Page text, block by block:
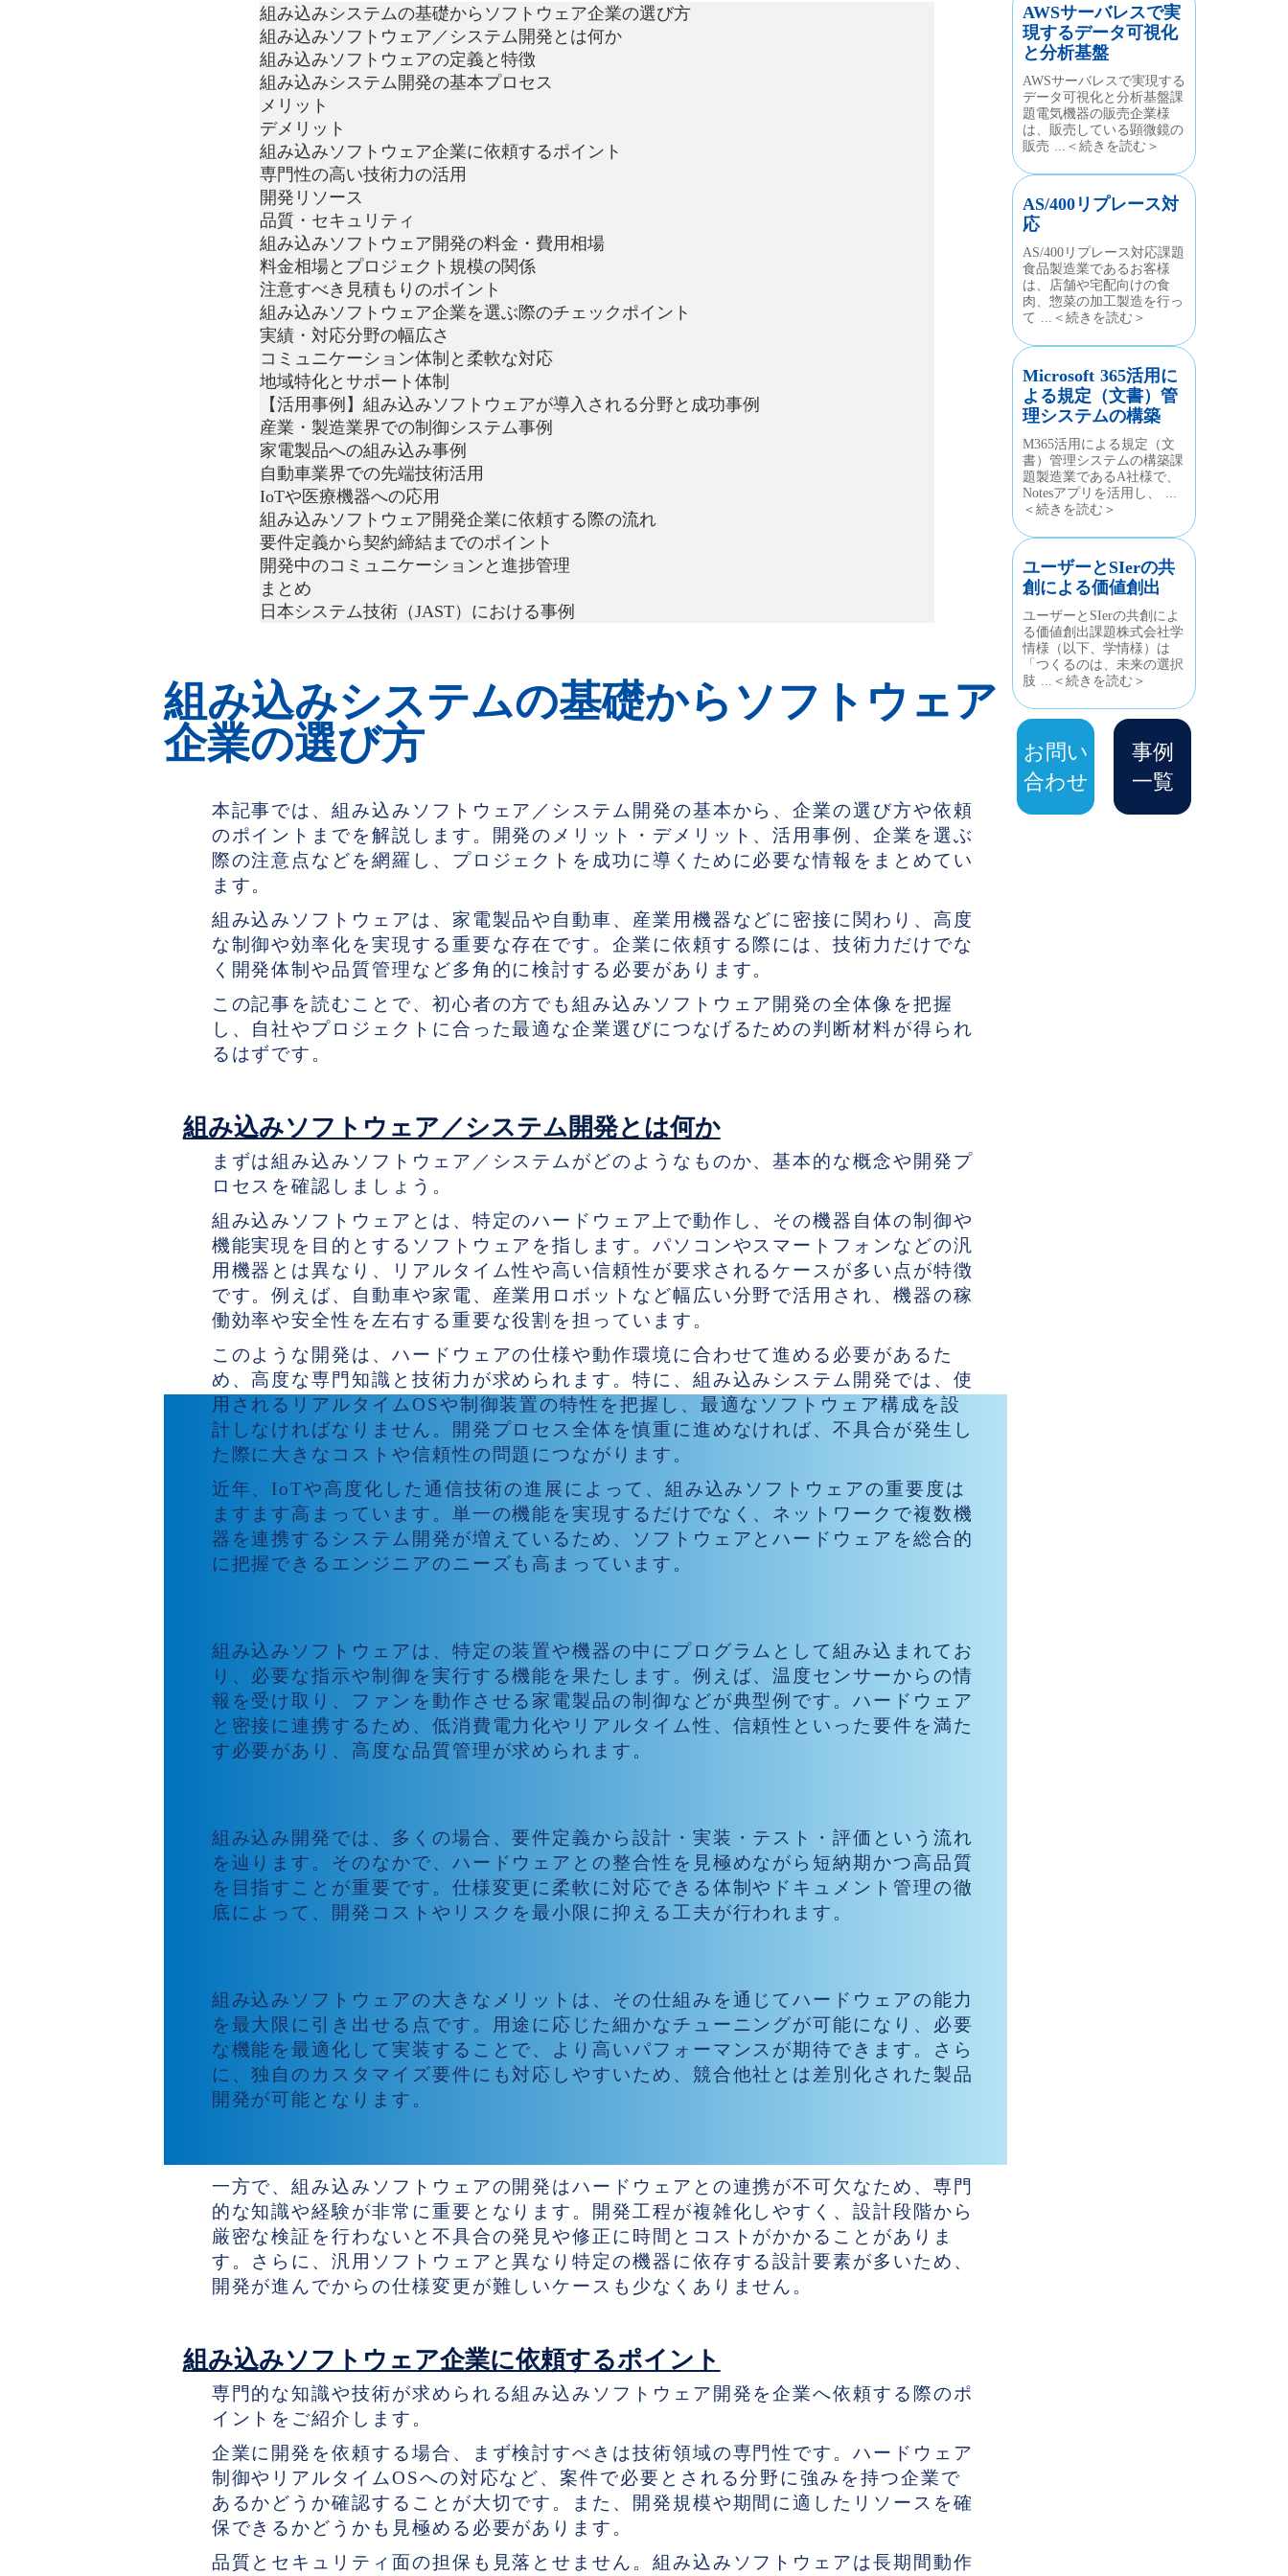
組み込みシステムの基礎からソフトウェア企業の選び方
組み込みソフトウェア／システム開発とは何か
組み込みソフトウェアの定義と特徴
組み込みシステム開発の基本プロセス
メリット
デメリット
組み込みソフトウェア企業に依頼するポイント
専門性の高い技術力の活用
開発リソース
品質・セキュリティ
組み込みソフトウェア開発の料金・費用相場
料金相場とプロジェクト規模の関係
注意すべき見積もりのポイント
組み込みソフトウェア企業を選ぶ際のチェックポイント
実績・対応分野の幅広さ
コミュニケーション体制と柔軟な対応
地域特化とサポート体制
【活用事例】組み込みソフトウェアが導入される分野と成功事例
産業・製造業界での制御システム事例
家電製品への組み込み事例
自動車業界での先端技術活用
IoTや医療機器への応用
組み込みソフトウェア開発企業に依頼する際の流れ
要件定義から契約締結までのポイント
開発中のコミュニケーションと進捗管理
まとめ
日本システム技術（JAST）における事例
組み込みシステムの基礎からソフトウェア
企業の選び方
本記事では、組み込みソフトウェア／システム開発の基本から、企業の選び方や依頼
のポイントまでを解説します。開発のメリット・デメリット、活用事例、企業を選ぶ
際の注意点などを網羅し、プロジェクトを成功に導くために必要な情報をまとめてい
ます。
組み込みソフトウェアは、家電製品や自動車、産業用機器などに密接に関わり、高度
な制御や効率化を実現する重要な存在です。企業に依頼する際には、技術力だけでな
く開発体制や品質管理など多角的に検討する必要があります。
この記事を読むことで、初心者の方でも組み込みソフトウェア開発の全体像を把握
し、自社やプロジェクトに合った最適な企業選びにつなげるための判断材料が得られ
るはずです。
組み込みソフトウェア／システム開発とは何か
まずは組み込みソフトウェア／システムがどのようなものか、基本的な概念や開発プ
ロセスを確認しましょう。
組み込みソフトウェアとは、特定のハードウェア上で動作し、その機器自体の制御や
機能実現を目的とするソフトウェアを指します。パソコンやスマートフォンなどの汎
用機器とは異なり、リアルタイム性や高い信頼性が要求されるケースが多い点が特徴
です。例えば、自動車や家電、産業用ロボットなど幅広い分野で活用され、機器の稼
働効率や安全性を左右する重要な役割を担っています。
このような開発は、ハードウェアの仕様や動作環境に合わせて進める必要があるた
め、高度な専門知識と技術力が求められます。特に、組み込みシステム開発では、使
用されるリアルタイムOSや制御装置の特性を把握し、最適なソフトウェア構成を設
計しなければなりません。開発プロセス全体を慎重に進めなければ、不具合が発生し
た際に大きなコストや信頼性の問題につながります。
近年、IoTや高度化した通信技術の進展によって、組み込みソフトウェアの重要度は
ますます高まっています。単一の機能を実現するだけでなく、ネットワークで複数機
器を連携するシステム開発が増えているため、ソフトウェアとハードウェアを総合的
に把握できるエンジニアのニーズも高まっています。
組み込みソフトウェアは、特定の装置や機器の中にプログラムとして組み込まれてお
り、必要な指示や制御を実行する機能を果たします。例えば、温度センサーからの情
報を受け取り、ファンを動作させる家電製品の制御などが典型例です。ハードウェア
と密接に連携するため、低消費電力化やリアルタイム性、信頼性といった要件を満た
す必要があり、高度な品質管理が求められます。
組み込み開発では、多くの場合、要件定義から設計・実装・テスト・評価という流れ
を辿ります。そのなかで、ハードウェアとの整合性を見極めながら短納期かつ高品質
を目指すことが重要です。仕様変更に柔軟に対応できる体制やドキュメント管理の徹
底によって、開発コストやリスクを最小限に抑える工夫が行われます。
組み込みソフトウェアの大きなメリットは、その仕組みを通じてハードウェアの能力
を最大限に引き出せる点です。用途に応じた細かなチューニングが可能になり、必要
な機能を最適化して実装することで、より高いパフォーマンスが期待できます。さら
に、独自のカスタマイズ要件にも対応しやすいため、競合他社とは差別化された製品
開発が可能となります。
一方で、組み込みソフトウェアの開発はハードウェアとの連携が不可欠なため、専門
的な知識や経験が非常に重要となります。開発工程が複雑化しやすく、設計段階から
厳密な検証を行わないと不具合の発見や修正に時間とコストがかかることがありま
す。さらに、汎用ソフトウェアと異なり特定の機器に依存する設計要素が多いため、
開発が進んでからの仕様変更が難しいケースも少なくありません。
組み込みソフトウェア企業に依頼するポイント
専門的な知識や技術が求められる組み込みソフトウェア開発を企業へ依頼する際のポ
イントをご紹介します。
企業に開発を依頼する場合、まず検討すべきは技術領域の専門性です。ハードウェア
制御やリアルタイムOSへの対応など、案件で必要とされる分野に強みを持つ企業で
あるかどうか確認することが大切です。また、開発規模や期間に適したリソースを確
保できるかどうかも見極める必要があります。
品質とセキュリティ面の担保も見落とせません。組み込みソフトウェアは長期間動作
AWSサーバレスで実
現するデータ可視化
と分析基盤
AWSサーバレスで実現する
データ可視化と分析基盤課
題電気機器の販売企業様
は、販売している顕微鏡の
販売 ...＜続きを読む＞
AS/400リプレース対
応
AS/400リプレース対応課題
食品製造業であるお客様
は、店舗や宅配向けの食
肉、惣菜の加工製造を行っ
て ...＜続きを読む＞
Microsoft 365活用に
よる規定（文書）管
理システムの構築
M365活用による規定（文
書）管理システムの構築課
題製造業であるA社様で、
Notesアプリを活用し、 ...
＜続きを読む＞
ユーザーとSIerの共
創による価値創出
ユーザーとSIerの共創によ
る価値創出課題株式会社学
情様（以下、学情様）は
「つくるのは、未来の選択
肢 ...＜続きを読む＞
お問い
合わせ
事例
一覧